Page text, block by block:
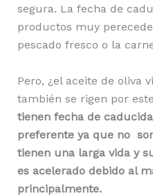
segura. La fecha de
productos muy
pescado fresco o la
Pero, ¿el aceite de oliva
también se rigen por
tienen fecha de
preferente ya que no
tienen una larga vida y
es acelerado debido al
principalmente.